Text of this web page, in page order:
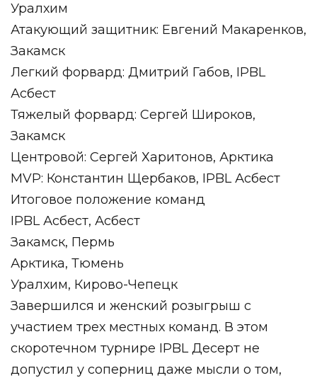
Уралхим
Атакующий защитник: Евгений Макаренков,
Закамск
Легкий форвард: Дмитрий Габов, IPBL
Асбест
Тяжелый форвард: Сергей Широков,
Закамск
Центровой: Сергей Харитонов, Арктика
MVP: Константин Щербаков, IPBL Асбест
Итоговое положение команд
IPBL Асбест, Асбест
Закамск, Пермь
Арктика, Тюмень
Уралхим, Кирово-Чепецк
Завершился и женский розыгрыш с
участием трех местных команд. В этом
скоротечном турнире IPBL Десерт не
допустил у соперниц даже мысли о том,